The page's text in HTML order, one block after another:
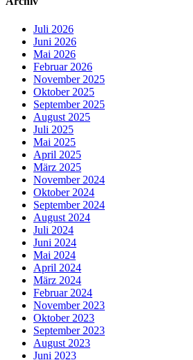
Juli 2026
Juni 2026
Mai 2026
Februar 2026
November 2025
Oktober 2025
September 2025
August 2025
Juli 2025
Mai 2025
April 2025
März 2025
November 2024
Oktober 2024
September 2024
August 2024
Juli 2024
Juni 2024
Mai 2024
April 2024
März 2024
Februar 2024
November 2023
Oktober 2023
September 2023
August 2023
Juni 2023